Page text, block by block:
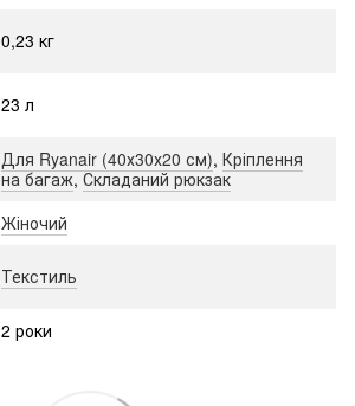
0,23 кг
23 л
Для Ryanair (40х30х20 см), Кріплення
на багаж,Складаний рюкзак
Жіночий
Текстиль
2 роки